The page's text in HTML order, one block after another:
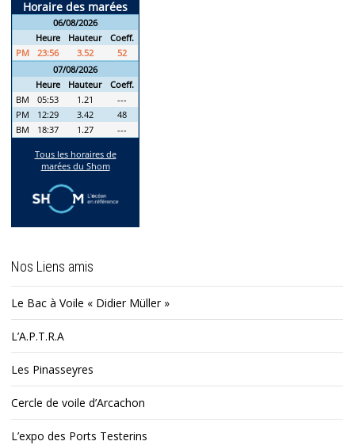
Nos Liens amis
Le Bac à Voile « Didier Müller »
L’A.P.T.R.A
Les Pinasseyres
Cercle de voile d’Arcachon
L’expo des Ports Testerins